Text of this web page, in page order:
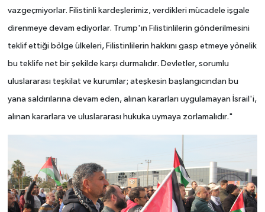
vazgeçmiyorlar. Filistinli kardeşlerimiz, verdikleri mücadele işgale
direnmeye devam ediyorlar. Trump'ın Filistinlilerin gönderilmesini
teklif ettiği bölge ülkeleri, Filistinlilerin hakkını gasp etmeye yönelik
bu teklife net bir şekilde karşı durmalıdır. Devletler, sorumlu
uluslararası teşkilat ve kurumlar; ateşkesin başlangıcından bu
yana saldırılarına devam eden, alınan kararları uygulamayan İsrail'i,
alınan kararlara ve uluslararası hukuka uymaya zorlamalıdır."